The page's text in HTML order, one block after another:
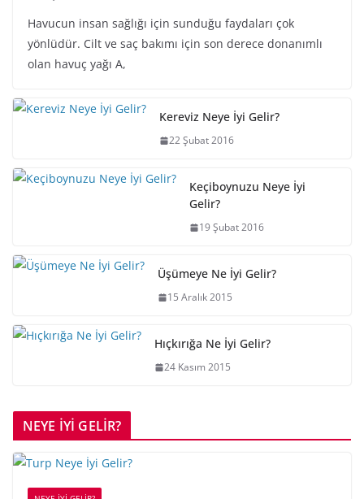
Havucun insan sağlığı için sunduğu faydaları çok
yönlüdür. Cilt ve saç bakımı için son derece donanımlı
olan havuç yağı A,
Kereviz Neye İyi Gelir?
22 Şubat 2016
Keçiboynuzu Neye İyi
Gelir?
19 Şubat 2016
Üşümeye Ne İyi Gelir?
15 Aralık 2015
Hıçkırığa Ne İyi Gelir?
24 Kasım 2015
NEYE İYİ GELİR?